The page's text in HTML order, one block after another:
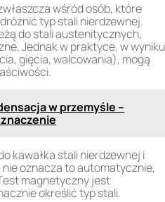
wśród osób, które
typ stali nierdzewnej.
do stali austenitycznych,
Jednak w praktyce, w wyniku
gięcia, walcowania), mogą
w przemyśle –
kawałka stali nierdzewnej i
oznacza to automatycznie,
magnetyczny jest
określić typ stali.